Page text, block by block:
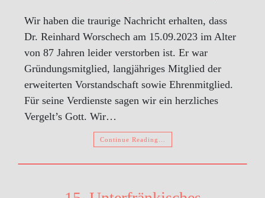
Wir haben die traurige Nachricht erhalten, dass
Dr. Reinhard Worschech am 15.09.2023 im Alter
von 87 Jahren leider verstorben ist. Er war
Gründungsmitglied, langjähriges Mitglied der
erweiterten Vorstandschaft sowie Ehrenmitglied.
Für seine Verdienste sagen wir ein herzliches
Vergelt’s Gott. Wir…
Continue Reading…